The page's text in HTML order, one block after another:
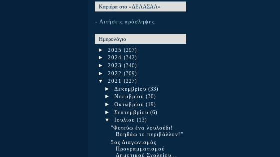
Καριέρα στο «ΔΕΛΑΣΑΛ»
- Αιτήσεις πρόσληψης
Ημερολόγιο
► 2025 (297)
► 2024 (342)
► 2023 (340)
► 2022 (309)
▼ 2021 (227)
► Δεκεμβρίου (33)
► Νοεμβρίου (30)
► Οκτωβρίου (19)
► Σεπτεμβρίου (6)
▼ Ιουλίου (13)
"Φυτεύω ένα λουλούδι!
Βοηθάω το περιβάλλον!"
5ος Διαγωνισμός
Προγραμματισμού
Δημοτικού Σχολείου...